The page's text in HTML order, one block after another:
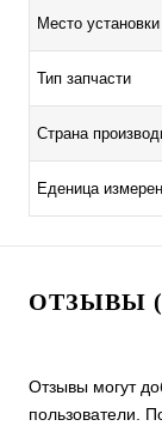
Место установки
Тип запчасти
Страна
Еденица
ОТЗЫВЫ
Отзывы могут
пользователи.